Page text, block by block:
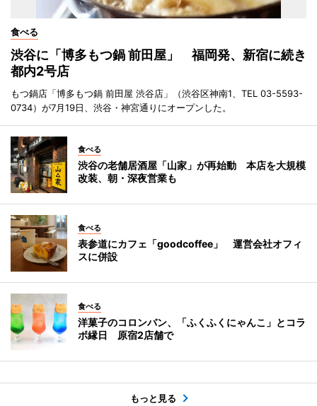
食べる
渋谷に「博多もつ鍋 前田屋」 福岡発、新宿に続き
都内2号店
もつ鍋店「博多もつ鍋 前田屋 渋谷店」（渋谷区神南1、TEL 03-5593-
0734）が7月19日、渋谷・神宮通りにオープンした。
食べる
渋谷の老舗居酒屋「山家」が再始動 本店を大規模
改装、朝・深夜営業も
食べる
表参道にカフェ「goodcoffee」 運営会社オフィ
スに併設
食べる
洋菓子のコロンバン、「ふくふくにゃんこ」とコラ
ボ縁日 原宿2店舗で
もっと見る